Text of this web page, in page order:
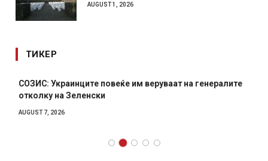
AUGUST 1, 2026
ТИКЕР
СОЗИС: Украинците повеќе им веруваат на генералите
отколку на Зеленски
AUGUST 7, 2026